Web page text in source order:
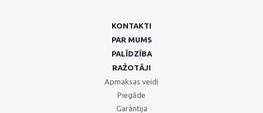
KONTAKTI
PAR MUMS
PALĪDZĪBA
RAŽOTĀJI
Apmaksas veidi
Piegāde
Garāntija